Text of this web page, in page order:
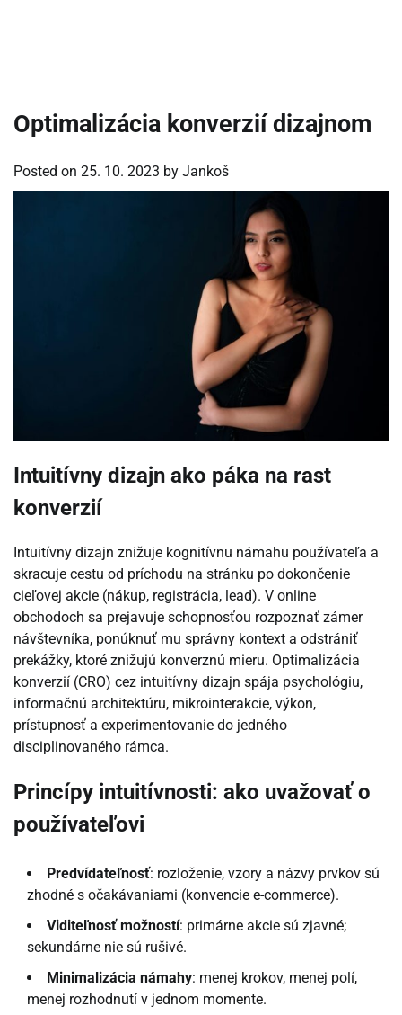
Optimalizácia konverzií dizajnom
Posted on 25. 10. 2023 by Jankoš
Intuitívny dizajn ako páka na rast
konverzií
Intuitívny dizajn znižuje kognitívnu námahu používateľa a
skracuje cestu od príchodu na stránku po dokončenie
cieľovej akcie (nákup, registrácia, lead). V online
obchodoch sa prejavuje schopnosťou rozpoznať zámer
návštevníka, ponúknuť mu správny kontext a odstrániť
prekážky, ktoré znižujú konverznú mieru. Optimalizácia
konverzií (CRO) cez intuitívny dizajn spája psychológiu,
informačnú architektúru, mikrointerakcie, výkon,
prístupnosť a experimentovanie do jedného
disciplinovaného rámca.
Princípy intuitívnosti: ako uvažovať o
používateľovi
Predvídateľnosť: rozloženie, vzory a názvy prvkov sú
zhodné s očakávaniami (konvencie e-commerce).
Viditeľnosť možností: primárne akcie sú zjavné;
sekundárne nie sú rušivé.
Minimalizácia námahy: menej krokov, menej polí,
menej rozhodnutí v jednom momente.